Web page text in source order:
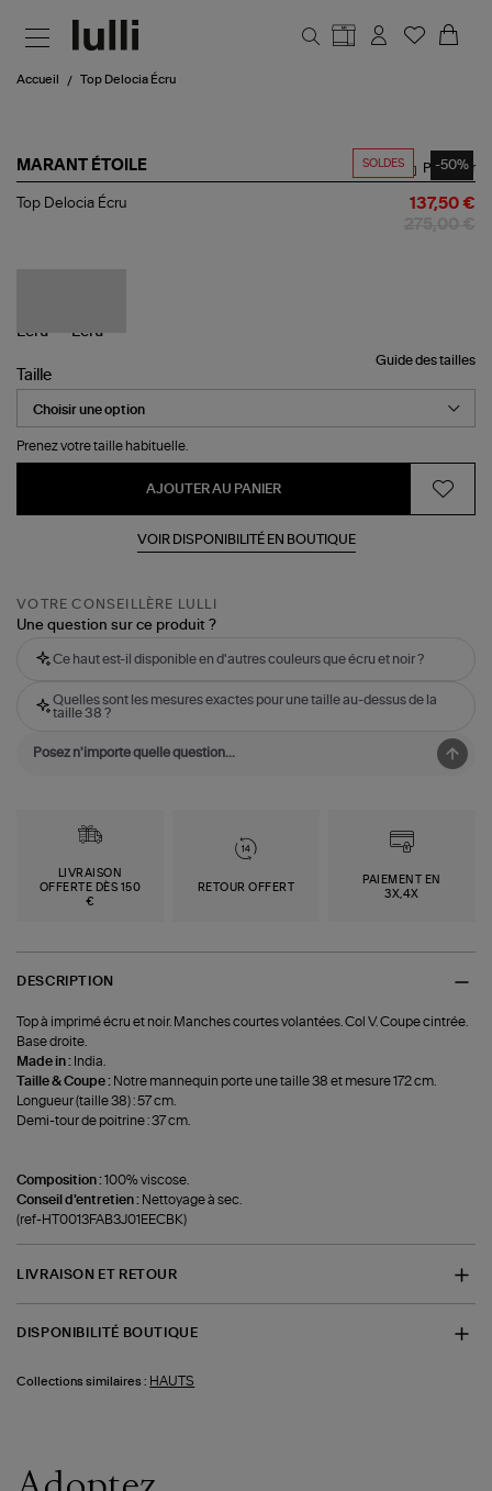
Accueil Top Delocia Écru
SOLDES -50%
MARANT ÉTOILE
Top
Partager
Top Delocia Écru 137,50 €
Guide des tailles
Taille
Prenez votre taille habituelle.
AJOUTER AU PANIER
VOIR DISPONIBILITÉ EN BOUTIQUE
VOTRE CONSEILLÈRE LULLI
Une question sur ce produit ?
Ce haut est-il disponible en d'autres couleurs que écru et noir ?
Quelles sont les mesures exactes pour une taille au-dessus de la
taille 38 ?
LIVRAISON
OFFERTE DÈS 150
€
RETOUR OFFERT
PAIEMENT EN
3X,4X
DESCRIPTION
Top à imprimé écru et noir. Manches courtes volantées. Col V. Coupe cintrée.
Base droite.
Made in : India.
Taille & Coupe : Notre mannequin porte une taille 38 et mesure 172 cm.
Longueur (taille 38) : 57 cm.
Demi-tour de poitrine : 37 cm.
Composition :100% viscose.
Conseil d'entretien : Nettoyage à sec.
(ref-HT0013FAB3J01EECBK)
LIVRAISON ET RETOUR
DISPONIBILITÉ BOUTIQUE
Collections similaires : HAUTS